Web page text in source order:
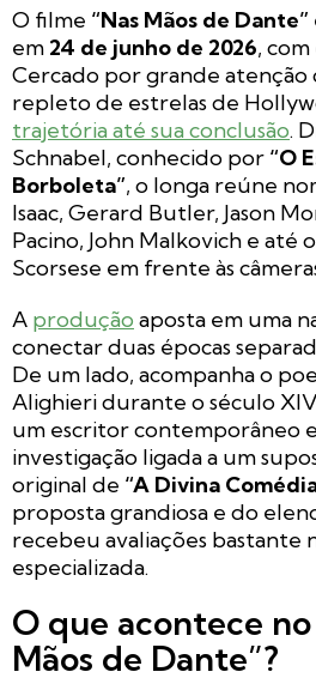
O filme “Nas Mãos de Dante”
em 24 de junho de 2026,
Cercado por grande atenção
repleto de estrelas de
trajetória até sua conclusão.
Schnabel, conhecido por “O
Borboleta”, o longa reúne
Isaac, Gerard Butler, Jason
Pacino, John Malkovich e até
Scorsese em frente às
A produção aposta em uma
conectar duas épocas
De um lado, acompanha o
Alighieri durante o século
um escritor contemporâneo
investigação ligada a um
original de “A Divina
proposta grandiosa e do
recebeu avaliações bastante
especializada.
O que acontece
Mãos de Dante”?